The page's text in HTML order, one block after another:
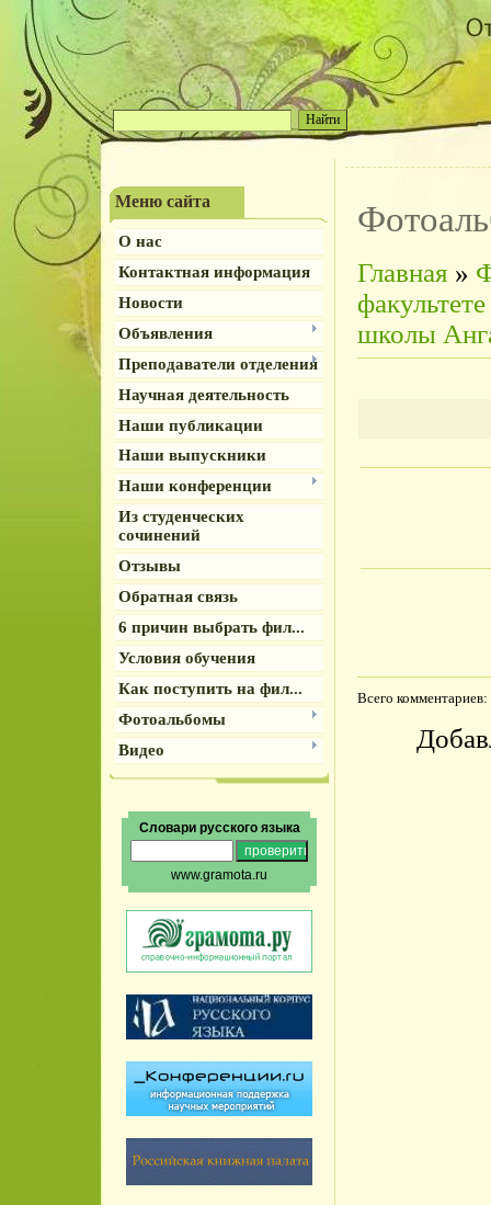
Меню сайта
О нас
Контактная информация
Новости
Объявления
Преподаватели отделения
Научная деятельность
Наши публикации
Наши выпускники
Наши конференции
Из студенческих
сочинений
Отзывы
Обратная связь
6 причин выбрать фил...
Условия обучения
Как поступить на фил...
Фотоальбомы
Видео
Словари русского языка
www.gramota.ru
Главная »
школы
Всего комментариев: